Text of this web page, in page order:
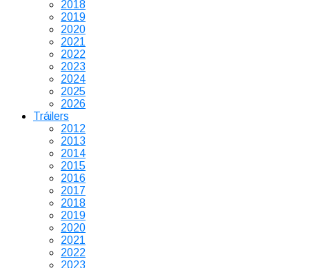
2018
2019
2020
2021
2022
2023
2024
2025
2026
Tráilers
2012
2013
2014
2015
2016
2017
2018
2019
2020
2021
2022
2023